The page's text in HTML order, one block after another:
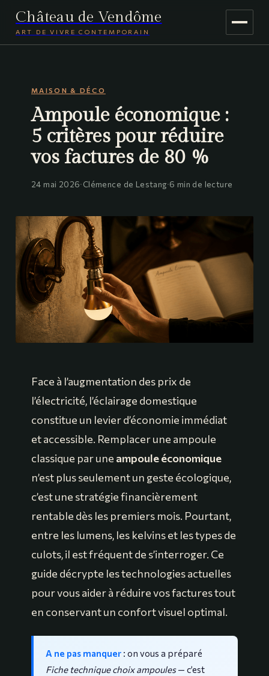
Château de Vendôme
ART DE VIVRE CONTEMPORAIN
JARDINAGE
VOYAGE
MAISON & DÉCO
Ampoule économique :
5 critères pour réduire
vos factures de 80 %
24 mai 2026·Clémence de Lestang·6 min de lecture
Face à l’augmentation des prix de
l’électricité, l’éclairage domestique
constitue un levier d’économie immédiat
et accessible. Remplacer une ampoule
classique par une ampoule économique
n’est plus seulement un geste écologique,
c’est une stratégie financièrement
rentable dès les premiers mois. Pourtant,
entre les lumens, les kelvins et les types de
culots, il est fréquent de s’interroger. Ce
guide décrypte les technologies actuelles
pour vous aider à réduire vos factures tout
en conservant un confort visuel optimal.
A ne pas manquer : on vous a préparé
Fiche technique choix ampoules— c’est